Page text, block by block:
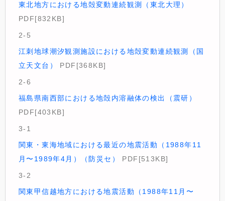
東北地方における地殻変動連続観測（東北大理）
PDF[832KB]
2-5
江刺地球潮汐観測施設における地殻変動連続観測（国
立天文台）
PDF[368KB]
2-6
福島県南西部における地殻内溶融体の検出（震研）
PDF[403KB]
3-1
関東・東海地域における最近の地震活動（1988年11
月〜1989年4月）（防災セ）
PDF[513KB]
3-2
関東甲信越地方における地震活動（1988年11月〜